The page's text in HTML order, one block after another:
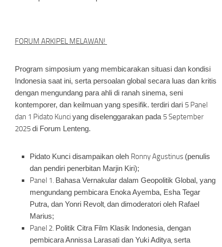
FORUM ARKIPEL MELAWAN!
Program simposium yang membicarakan situasi dan kondisi
Indonesia saat ini, serta persoalan global secara luas dan kritis
dengan mengundang para ahli di ranah sinema, seni
kontemporer, dan keilmuan yang spesifik. terdiri dari 5 Panel
dan 1 Pidato Kunci yang diselenggarakan pada 5 September
2025di Forum Lenteng.
Pidato Kunci disampaikan oleh Ronny Agustinus (penulis
dan pendiri penerbitan Marjin Kiri);
Panel 1. Bahasa Vernakular dalam Geopolitik Global, yang
mengundang pembicara Enoka Ayemba, Esha Tegar
Putra, dan Yonri Revolt, dan dimoderatori oleh Rafael
Marius;
Panel 2. Politik Citra Film Klasik Indonesia, dengan
pembicara Annissa Larasati dan Yuki Aditya, serta